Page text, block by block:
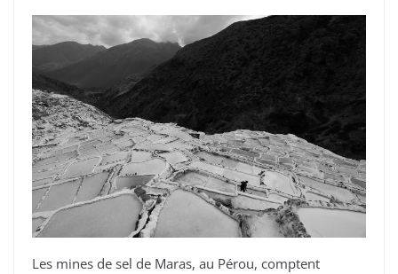
Les mines de sel de Maras, au Pérou, comptent